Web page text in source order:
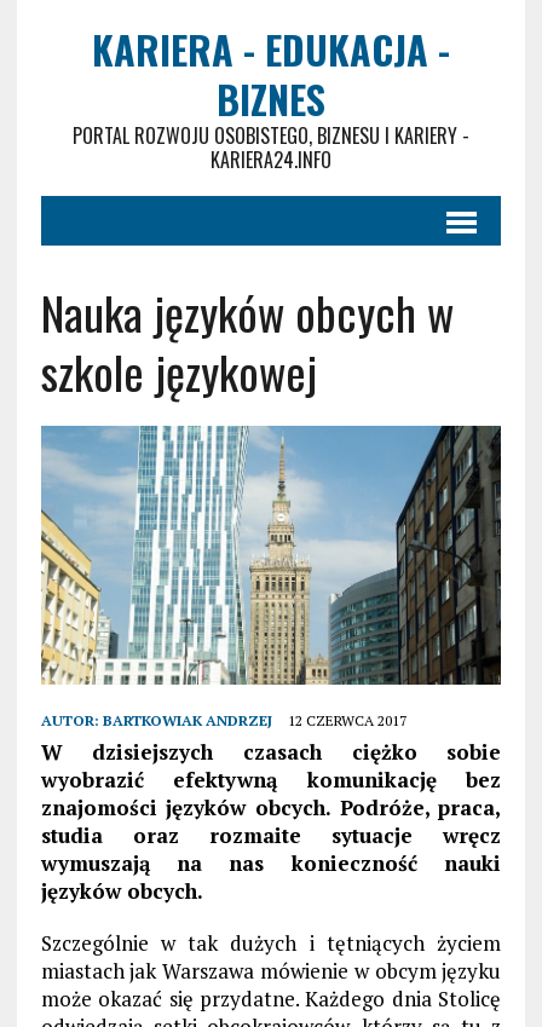
KARIERA - EDUKACJA -
BIZNES
PORTAL ROZWOJU OSOBISTEGO, BIZNESU I KARIERY -
KARIERA24.INFO
Nauka języków obcych w
szkole językowej
AUTOR: BARTKOWIAK ANDRZEJ 12 CZERWCA 2017
W dzisiejszych czasach ciężko sobie
wyobrazić efektywną komunikację bez
znajomości języków obcych. Podróże, praca,
studia oraz rozmaite sytuacje wręcz
wymuszają na nas konieczność nauki
języków obcych.
Szczególnie w tak dużych i tętniących życiem
miastach jak Warszawa mówienie w obcym języku
może okazać się przydatne. Każdego dnia Stolicę